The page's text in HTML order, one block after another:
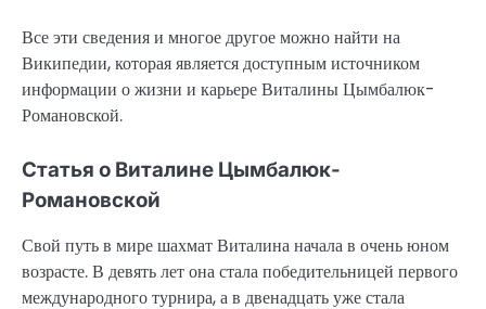
Все эти сведения и многое другое можно найти на
Википедии, которая является доступным источником
информации о жизни и карьере Виталины Цымбалюк-
Романовской.
Статья о Виталине Цымбалюк-
Романовской
Свой путь в мире шахмат Виталина начала в очень юном
возрасте. В девять лет она стала победительницей первого
международного турнира, а в двенадцать уже стала